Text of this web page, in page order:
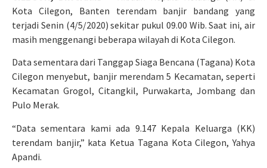
Kota Cilegon, Banten terendam banjir bandang yang
terjadi Senin (4/5/2020) sekitar pukul 09.00 Wib. Saat ini, air
masih menggenangi beberapa wilayah di Kota Cilegon.
Data sementara dari Tanggap Siaga Bencana (Tagana) Kota
Cilegon menyebut, banjir merendam 5 Kecamatan, seperti
Kecamatan Grogol, Citangkil, Purwakarta, Jombang dan
Pulo Merak.
“Data sementara kami ada 9.147 Kepala Keluarga (KK)
terendam banjir,” kata Ketua Tagana Kota Cilegon, Yahya
Apandi.